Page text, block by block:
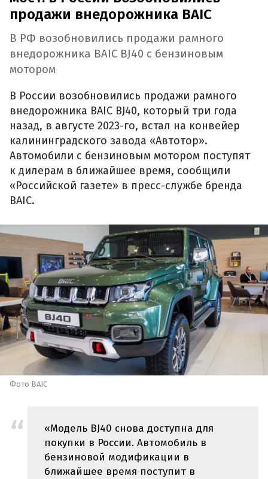
продажи внедорожника BAIC
В РФ возобновились продажи рамного
внедорожника BAIC BJ40 с бензиновым
мотором
В России возобновились продажи рамного
внедорожника BAIC BJ40, который три года
назад, в августе 2023-го, встал на конвейер
калининградского завода «Автотор».
Автомобили с бензиновым мотором поступят
к дилерам в ближайшее время, сообщили
«Российской газете» в пресс-службе бренда
BAIC.
Фото BAIC
«Модель BJ40 снова доступна для
покупки в России. Автомобиль в
бензиновой модификации в
ближайшее время поступит в